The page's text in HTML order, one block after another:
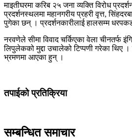
माइतीघरमा करिब २५ जना व्यक्ति विरोध
प्रदर्शनस्थलमा महानगरीय प्रहरी वृत्त,
पुगेका छन् । प्रदर्शनकारीलाई हालसम्म
नरवणेले सीमा विवाद चर्किएका वेला चीनतर्फ
लिपुलेकको मुद्दा उचालेको टिप्पणी गरेका थिए
भ्रमणमा आएका हुन् ।
तपाईको प्रतिक्रिया
सम्बन्धित समाचार